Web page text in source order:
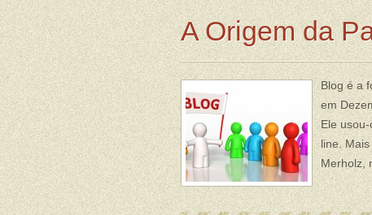
A Origem da
Blog é a
em
Ele
line.
Merholz,